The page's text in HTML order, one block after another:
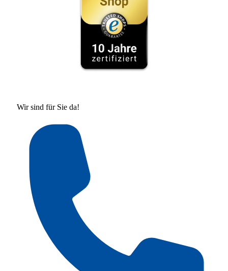
Wir sind für Sie da!